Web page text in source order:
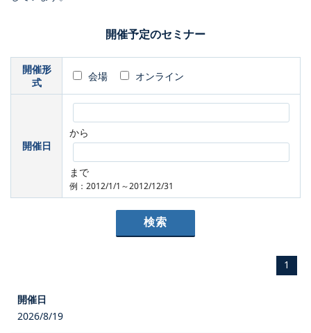
開催予定のセミナー
開催形
式
会場 オンライン
開催日
から
まで
例：2012/1/1～2012/12/31
1
2026/8/19